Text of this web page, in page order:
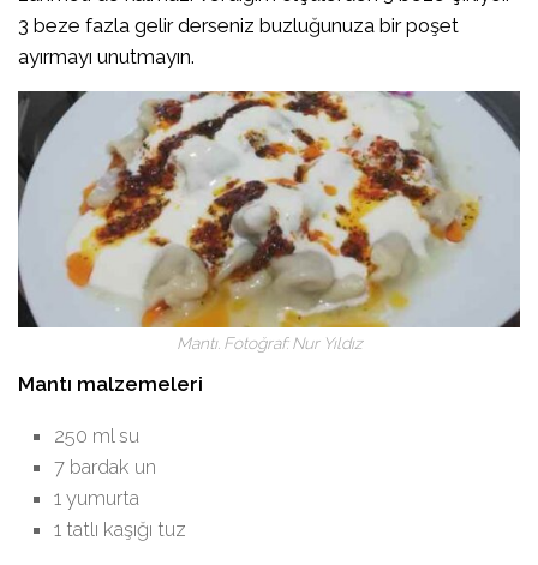
3 beze fazla gelir derseniz buzluğunuza bir poşet
ayırmayı unutmayın.
Mantı. Fotoğraf: Nur Yıldız
Mantı malzemeleri
250 ml su
7 bardak un
1 yumurta
1 tatlı kaşığı tuz